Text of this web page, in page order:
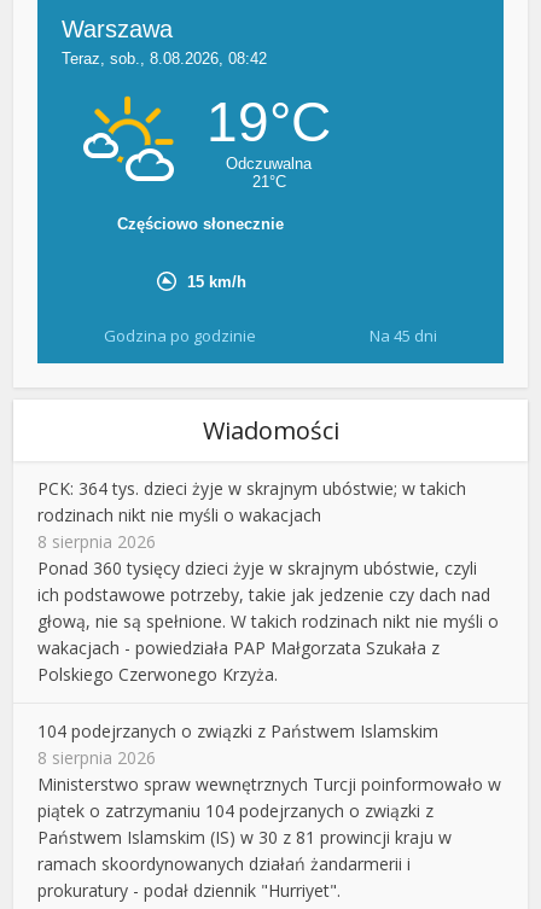
Godzina po godzinie Na 45 dni
Wiadomości
PCK: 364 tys. dzieci żyje w skrajnym ubóstwie; w takich
rodzinach nikt nie myśli o wakacjach
8 sierpnia 2026
Ponad 360 tysięcy dzieci żyje w skrajnym ubóstwie, czyli
ich podstawowe potrzeby, takie jak jedzenie czy dach nad
głową, nie są spełnione. W takich rodzinach nikt nie myśli o
wakacjach - powiedziała PAP Małgorzata Szukała z
Polskiego Czerwonego Krzyża.
104 podejrzanych o związki z Państwem Islamskim
8 sierpnia 2026
Ministerstwo spraw wewnętrznych Turcji poinformowało w
piątek o zatrzymaniu 104 podejrzanych o związki z
Państwem Islamskim (IS) w 30 z 81 prowincji kraju w
ramach skoordynowanych działań żandarmerii i
prokuratury - podał dziennik "Hurriyet".